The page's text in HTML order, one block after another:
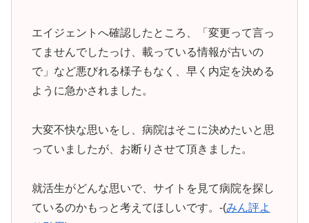
エイジェントへ確認したところ、「変更って言っ
てませんでしたっけ、載っている情報が古いの
で」など悪びれる様子もなく、早く内定を決める
ように急かされました。
大変不快な思いをし、病院はそこに決めたいと思
っていましたが、お断りさせて頂きました。
就活生がどんな思いで、サイトを見て病院を探し
ているのかもっと考えてほしいです。-(みん評よ